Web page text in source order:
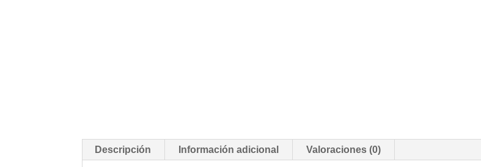
Descripción Información adicional Valoraciones (0)